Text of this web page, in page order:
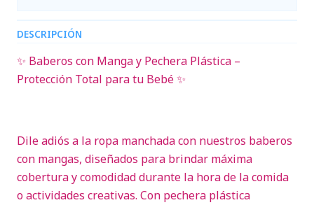
DESCRIPCIÓN
✨ Baberos con Manga y Pechera Plástica –
Protección Total para tu Bebé ✨
Dile adiós a la ropa manchada con nuestros baberos
con mangas, diseñados para brindar máxima
cobertura y comodidad durante la hora de la comida
o actividades creativas. Con pechera plástica